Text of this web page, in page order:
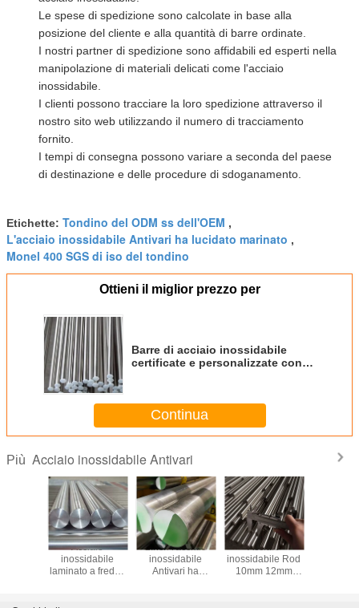
Le spese di spedizione sono calcolate in base alla
posizione del cliente e alla quantità di barre ordinate.
I nostri partner di spedizione sono affidabili ed esperti nella
manipolazione di materiali delicati come l'acciaio
inossidabile.
I clienti possono tracciare la loro spedizione attraverso il
nostro sito web utilizzando il numero di tracciamento
fornito.
I tempi di consegna possono variare a seconda del paese
di destinazione e delle procedure di sdoganamento.
Etichette: Tondino del ODM ss dell'OEM ,
L'acciaio inossidabile Antivari ha lucidato marinato ,
Monel 400 SGS di iso del tondino
Ottieni il miglior prezzo per
Barre di acciaio inossidabile
certificate e personalizzate con
Continua
Più Acciaio inossidabile Antivari
Acciaio
inossidabile
laminato a freddo
2Inch l'acciaio
inossidabile
Antivari ha
Acciaio
inossidabile Rod
10mm 12mm